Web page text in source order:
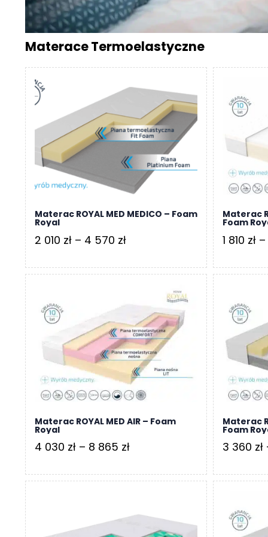
Materace Termoelastyczne
Materac ROYAL MED MEDICO – Foam
Royal
2 010 zł – 4 570 złZakres
od
do
4
570 zł
Materac
Foam
1 810 zł –
Materac ROYAL MED AIR – Foam
Royal
4 030 zł – 8 865 złZakres
od
030 zł
do
Materac
Foam
3 360 zł